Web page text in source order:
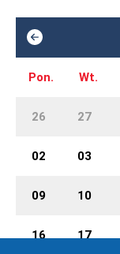
Pon. Wt.
26 27
02 03
09 10
16 17